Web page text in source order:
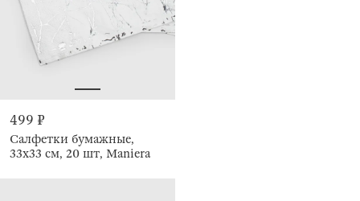
499 ₽
Салфетки бумажные,
33х33 см, 20 шт, Maniera